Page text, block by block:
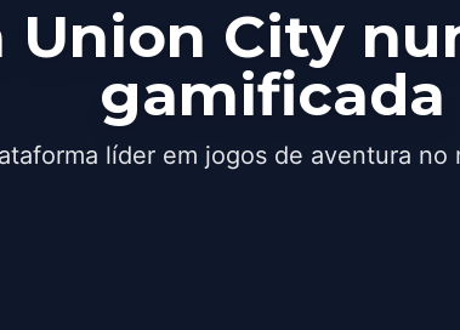
Union City
gamificada
líder em jogos de aventura no